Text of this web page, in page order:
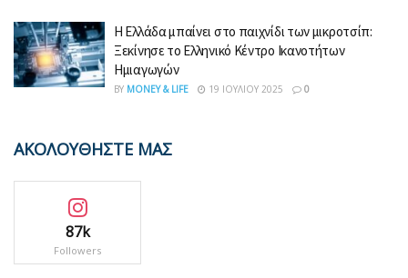
Η Ελλάδα μπαίνει στο παιχνίδι των μικροτσίπ:
Ξεκίνησε το Ελληνικό Κέντρο Ικανοτήτων
Ημιαγωγών
BY MONEY & LIFE 19 ΙΟΥΛΊΟΥ 2025 0
ΑΚΟΛΟΥΘΗΣΤΕ ΜΑΣ
87k
Followers